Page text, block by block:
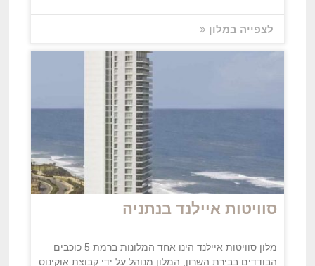
לצפייה במלון
סוויטות איילנד בנתניה
מלון סוויטות איילנד הינו אחד המלונות ברמת 5 כוכבים
הבודדים בבירת השרון, המלון מנוהל על ידי קבוצת אוקינוס